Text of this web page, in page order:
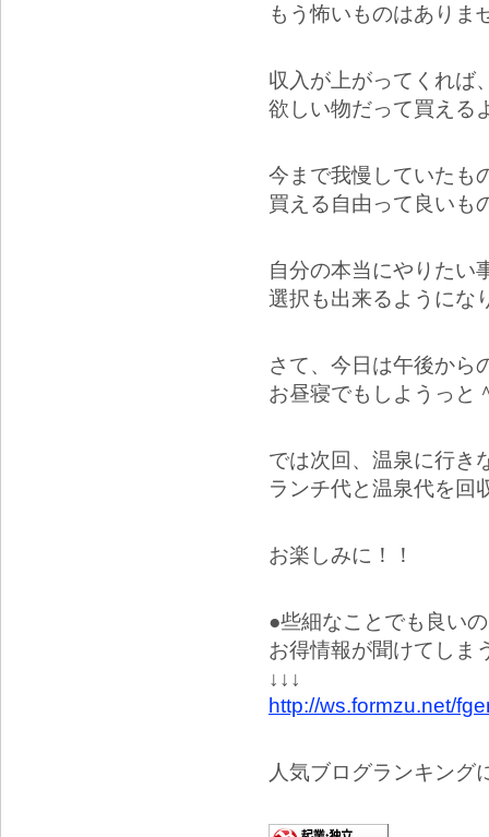
もう怖いものはありま
収入が上がってくれば
欲しい物だって買える
今まで我慢していたも
買える自由って良いも
自分の本当にやりたい
選択も出来るようにな
さて、今日は午後から
お昼寝でもしようっと
では次回、温泉に行き
ランチ代と温泉代を回
お楽しみに！！
●些細なことでも良い
お得情報が聞けてしま
↓↓↓
http://ws.formzu.net/
人気ブログランキング